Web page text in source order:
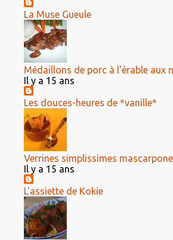
La Muse Gueule
Médaillons de porc à l'érable aux
Il y a 15 ans
Les douces-heures de *vanille*
Verrines simplissimes
Il y a 15 ans
L'assiette de Kokie